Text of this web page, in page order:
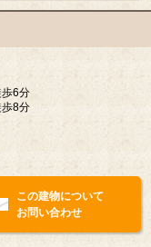
6分
8分
この建物について
お問い合わせ